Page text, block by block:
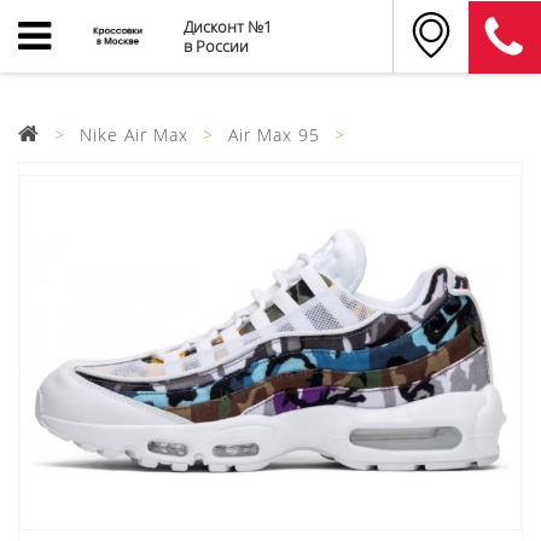
Дисконт №1
в России
Nike Air Max Air Max 95